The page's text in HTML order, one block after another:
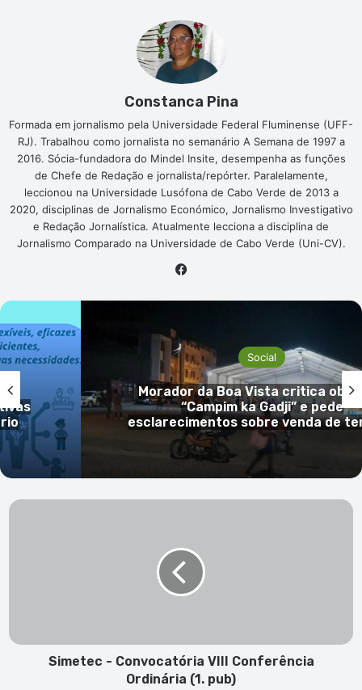
Constanca Pina
Formada em jornalismo pela Universidade Federal Fluminense (UFF-
RJ). Trabalhou como jornalista no semanário A Semana de 1997 a
2016. Sócia-fundadora do Mindel Insite, desempenha as funções
de Chefe de Redação e jornalista/repórter. Paralelamente,
leccionou na Universidade Lusófona de Cabo Verde de 2013 a
2020, disciplinas de Jornalismo Económico, Jornalismo Investigativo
e Redação Jornalística. Atualmente lecciona a disciplina de
Jornalismo Comparado na Universidade de Cabo Verde (Uni-CV).
Social
Dois dos três nigerianos detidos
operação antidroga em S. Vicente
presos preventivamente
Simetec
Simetec - Convocatória VIII Conferência
Ordinária (1. pub)